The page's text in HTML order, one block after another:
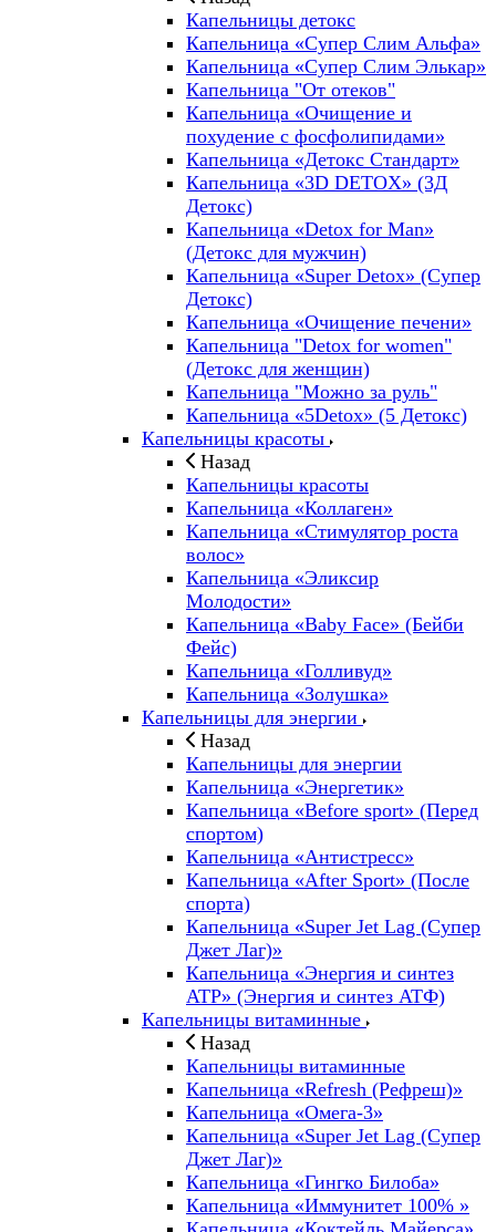
Капельницы детокс
Капельница «Супер Слим Альфа»
Капельница «Супер Слим Элькар»
Капельница "От отеков"
Капельница «Очищение и
похудение с фосфолипидами»
Капельница «Детокс Стандарт»
Капельница «3D DETOX» (3Д
Детокс)
Капельница «Detox for Man»
(Детокс для мужчин)
Капельница «Super Detox» (Супер
Детокс)
Капельница «Очищение печени»
Капельница "Detox for women"
(Детокс для женщин)
Капельница "Можно за руль"
Капельница «5Detox» (5 Детокс)
Капельницы красоты
Назад
Капельницы красоты
Капельница «Коллаген»
Капельница «Стимулятор роста
волос»
Капельница «Эликсир
Молодости»
Капельница «Baby Face» (Бейби
Фейс)
Капельница «Голливуд»
Капельница «Золушка»
Капельницы для энергии
Назад
Капельницы для энергии
Капельница «Энергетик»
Капельница «Before sport» (Перед
спортом)
Капельница «Антистресс»
Капельница «After Sport» (После
спорта)
Капельница «Super Jet Lag (Супер
Джет Лаг)»
Капельница «Энергия и синтез
ATP» (Энергия и синтез АТФ)
Капельницы витаминные
Назад
Капельницы витаминные
Капельница «Refresh (Рефреш)»
Капельница «Омега-3»
Капельница «Super Jet Lag (Супер
Джет Лаг)»
Капельница «Гингко Билоба»
Капельница «Иммунитет 100% »